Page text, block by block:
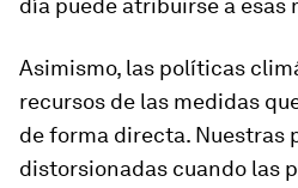
día puede atribuirse a esas
Asimismo, las políticas
recursos de las medidas
de forma directa. Nuestras
distorsionadas cuando las